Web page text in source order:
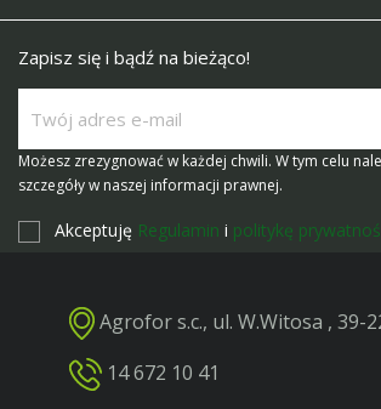
Zapisz się i bądź na bieżąco!
Możesz zrezygnować w każdej chwili. W tym celu
szczegóły w naszej informacji prawnej.
Akceptuję Regulamin i politykę
Agrofor s.c., ul. W.Witosa , 39-
14 672 10 41